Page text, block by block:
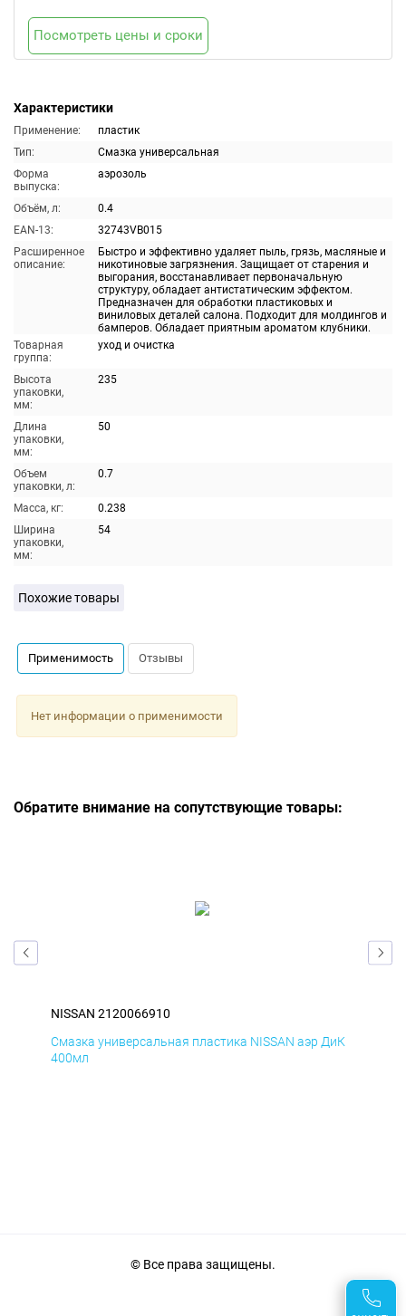
Характеристики
Применение:
пластик
Тип:
Смазка универсальная
Форма
выпуска:
аэрозоль
Объём, л:
0.4
EAN-13:
32743VB015
Расширенное
описание:
Быстро и эффективно удаляет пыль, грязь, масляные и
никотиновые загрязнения. Защищает от старения и
выгорания, восстанавливает первоначальную
структуру, обладает антистатическим эффектом.
Предназначен для обработки пластиковых и
виниловых деталей салона. Подходит для молдингов и
бамперов. Обладает приятным ароматом клубники.
Товарная
группа:
уход и очистка
Высота
упаковки,
мм:
235
Длина
упаковки,
мм:
50
Объем
упаковки, л:
0.7
Масса, кг:
0.238
Ширина
упаковки,
мм:
54
Посмотреть цены и сроки
Похожие товары
Применимость Отзывы
Нет информации о применимости
Обратите внимание на сопутствующие товары:
NISSAN 2120066910
Смазка универсальная пластика NISSAN аэр ДиК
400мл
© Все права защищены.